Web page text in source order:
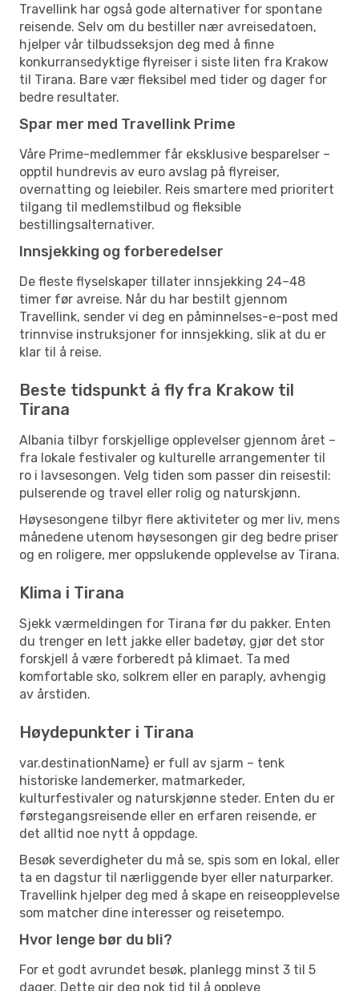
Travellink har også gode alternativer for spontane
reisende. Selv om du bestiller nær avreisedatoen,
hjelper vår tilbudsseksjon deg med å finne
konkurransedyktige flyreiser i siste liten fra Krakow
til Tirana. Bare vær fleksibel med tider og dager for
bedre resultater.
Spar mer med Travellink Prime
Våre Prime-medlemmer får eksklusive besparelser –
opptil hundrevis av euro avslag på flyreiser,
overnatting og leiebiler. Reis smartere med prioritert
tilgang til medlemstilbud og fleksible
bestillingsalternativer.
Innsjekking og forberedelser
De fleste flyselskaper tillater innsjekking 24–48
timer før avreise. Når du har bestilt gjennom
Travellink, sender vi deg en påminnelses-e-post med
trinnvise instruksjoner for innsjekking, slik at du er
klar til å reise.
Beste tidspunkt å fly fra Krakow til
Tirana
Albania tilbyr forskjellige opplevelser gjennom året –
fra lokale festivaler og kulturelle arrangementer til
ro i lavsesongen. Velg tiden som passer din reisestil:
pulserende og travel eller rolig og naturskjønn.
Høysesongene tilbyr flere aktiviteter og mer liv, mens
månedene utenom høysesongen gir deg bedre priser
og en roligere, mer oppslukende opplevelse av Tirana.
Klima i Tirana
Sjekk værmeldingen for Tirana før du pakker. Enten
du trenger en lett jakke eller badetøy, gjør det stor
forskjell å være forberedt på klimaet. Ta med
komfortable sko, solkrem eller en paraply, avhengig
av årstiden.
Høydepunkter i Tirana
var.destinationName} er full av sjarm – tenk
historiske landemerker, matmarkeder,
kulturfestivaler og naturskjønne steder. Enten du er
førstegangsreisende eller en erfaren reisende, er
det alltid noe nytt å oppdage.
Besøk severdigheter du må se, spis som en lokal, eller
ta en dagstur til nærliggende byer eller naturparker.
Travellink hjelper deg med å skape en reiseopplevelse
som matcher dine interesser og reisetempo.
Hvor lenge bør du bli?
For et godt avrundet besøk, planlegg minst 3 til 5
dager. Dette gir deg nok tid til å oppleve